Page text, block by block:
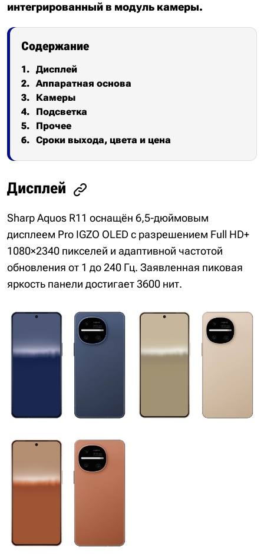
интегрированный в модуль камеры.
Содержание
Дисплей
Аппаратная основа
Камеры
Подсветка
Прочее
Сроки выхода, цвета и цена
Дисплей
Sharp Aquos R11 оснащён 6,5-дюймовым
дисплеем Pro IGZO OLED с разрешением Full HD+
1080×2340 пикселей и адаптивной частотой
обновления от 1 до 240 Гц. Заявленная пиковая
яркость панели достигает 3600 нит.